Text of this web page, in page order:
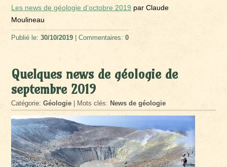
Les news de géologie d’octobre 2019 par Claude
Moulineau
Publié le:30/10/2019 | Commentaires:0
Quelques news de géologie de
septembre 2019
Catégorie:Géologie | Mots clés:News de géologie